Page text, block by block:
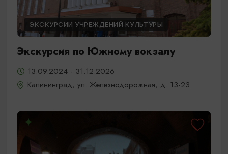
ЭКСКУРСИИ УЧРЕЖДЕНИЙ КУЛЬТУРЫ
Экскурсия по Южному вокзалу
13.09.2024 - 31.12.2026
Калининград, ул. Железнодорожная, д. 13-23